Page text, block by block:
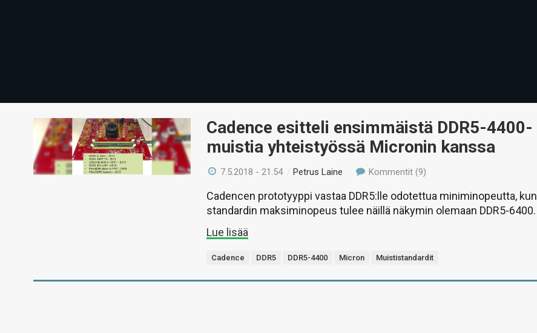
Cadence esitteli ensimmäistä DDR5-4400-
muistia yhteistyössä Micronin kanssa
7.5.2018 - 21:54 /Petrus Laine Kommentit (9)
Cadencen prototyyppi vastaa DDR5:lle odotettua miniminopeutta, kun
standardin maksiminopeus tulee näillä näkymin olemaan DDR5-6400.
Lue lisää
Cadence DDR5 DDR5-4400 Micron Muististandardit